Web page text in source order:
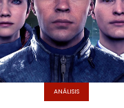
ANÁLISIS